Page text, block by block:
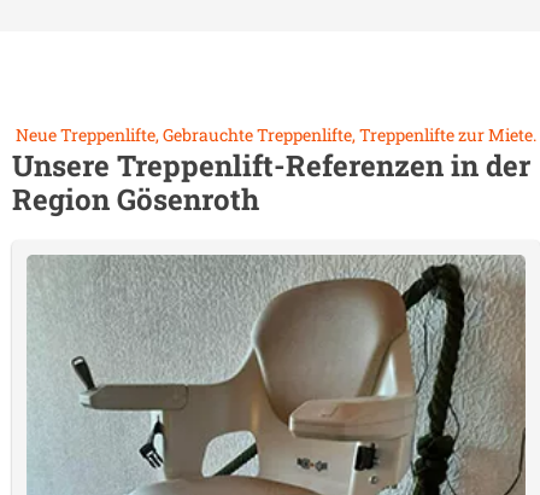
Neue Treppenlifte, Gebrauchte Treppenlifte, Treppenlifte zur Miete.
Unsere Treppenlift-Referenzen in der
RegionGösenroth